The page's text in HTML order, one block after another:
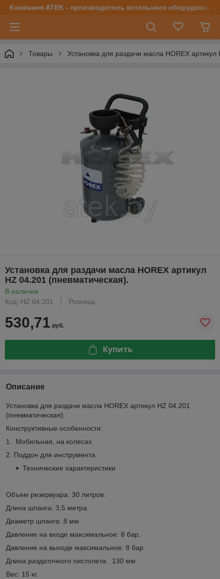
Компания ATEK - производитель котельного оборудования
Товары Установка для раздачи масла HOREX
Установка для раздачи масла HOREX артикул
HZ 04.201 (пневматическая).
В наличии
Код: HZ 04.201
Розница
530,71 руб.
Купить
Описание
Установка для раздачи масла HOREX артикул HZ 04.201
(пневматическая).
Конструктивные особенности:
1. Мобильная, на колесах.
2. Поддон для инструмента.
Технические характеристики
Объем резервуара: 30 литров.
Длина шланга: 3,5 метра.
Диаметр шланга: 8 мм.
Давление на входе максимальное: 8 бар.
Давление на выходе максимальное: 8 бар.
Длина раздаточного пистолета: 130 мм.
Вес: 15 кг.